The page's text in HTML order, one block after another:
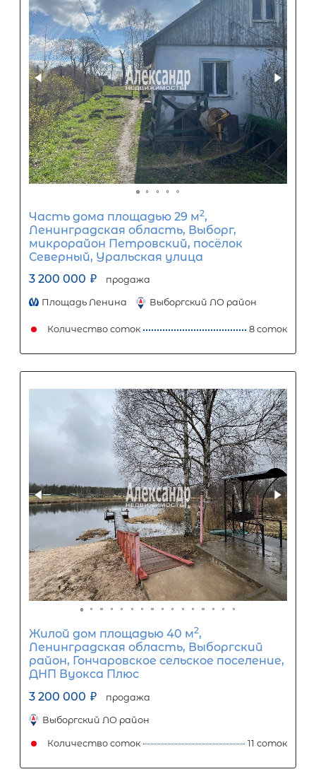
Жилой дом площадью 32 м 2
Ленинградская область,
Лодейнопольский район,
сельское поселение, деревня
56
3 900 000 ₽
Жилой дом площадью 20 м
Ленинградская область,